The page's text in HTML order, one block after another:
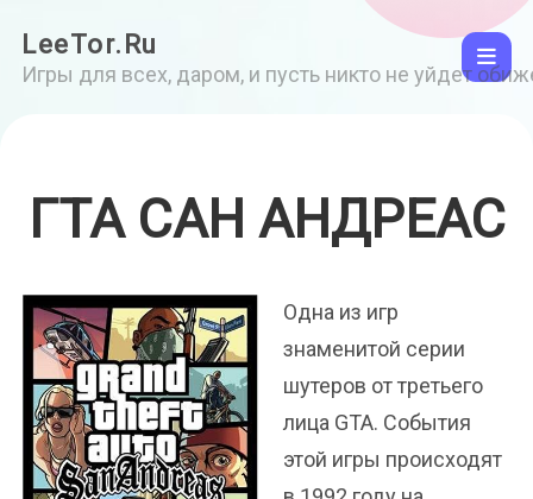
LeeTor.Ru
Игры для всех, даром, и пусть никто не уйдет
ГТА САН АНДРЕАС
Одна из игр
знаменитой серии
шутеров от третьего
лица GTA. События
этой игры происходят